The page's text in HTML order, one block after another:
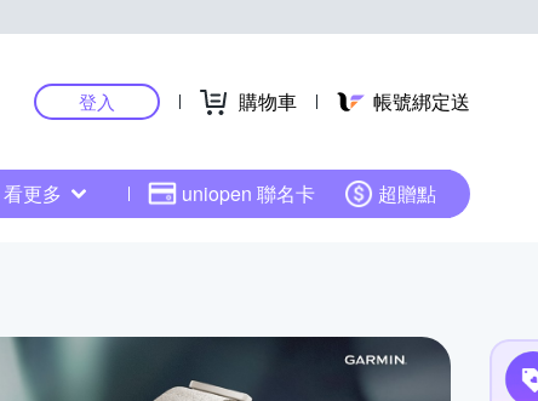
登入 購物車 帳號綁定送
看更多 uniopen 聯名卡 超贈點